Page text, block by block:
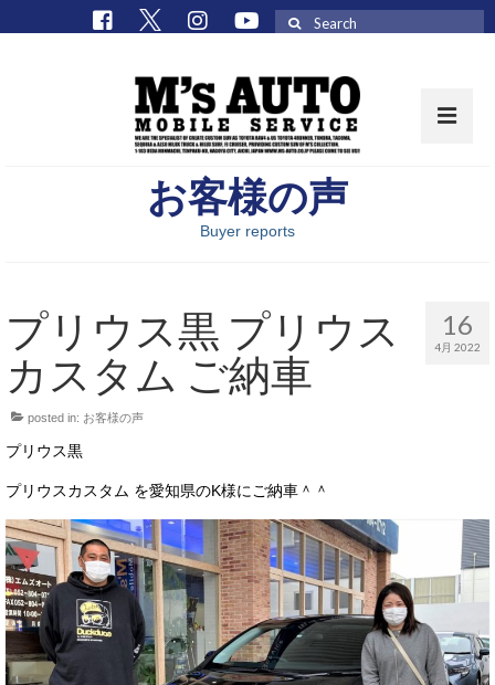
取扱車種一覧
M’sCollectionパーツ一覧
エムズオート
M’sCollection
サービス・保証
買取のご案内
店舗情報
店舗情報
お客様の声
Buyer reports
16
4月 2022
プリウス黒 プリウス
カスタム ご納車
posted in: お客様の声
プリウス黒
プリウスカスタム を愛知県のK様にご納車＾＾